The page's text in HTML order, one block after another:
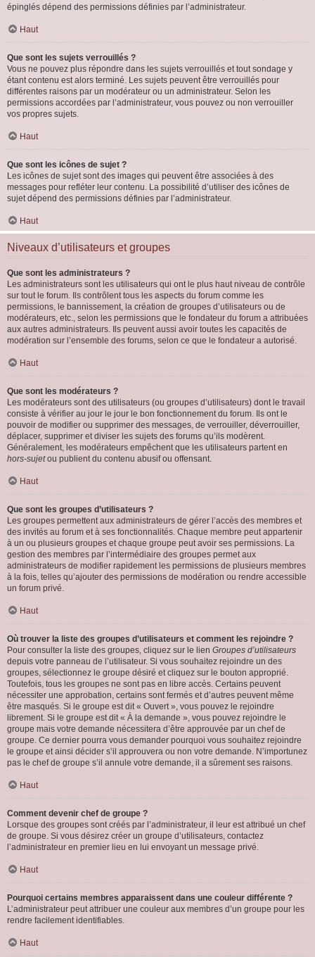
épinglés dépend des permissions définies par l’administrateur.
Haut
Que sont les sujets verrouillés ?
Vous ne pouvez plus répondre dans les sujets verrouillés et tout sondage y
étant contenu est alors terminé. Les sujets peuvent être verrouillés pour
différentes raisons par un modérateur ou un administrateur. Selon les
permissions accordées par l’administrateur, vous pouvez ou non verrouiller
vos propres sujets.
Haut
Que sont les icônes de sujet ?
Les icônes de sujet sont des images qui peuvent être associées à des
messages pour refléter leur contenu. La possibilité d’utiliser des icônes de
sujet dépend des permissions définies par l’administrateur.
Haut
Niveaux d’utilisateurs et groupes
Que sont les administrateurs ?
Les administrateurs sont les utilisateurs qui ont le plus haut niveau de contrôle
sur tout le forum. Ils contrôlent tous les aspects du forum comme les
permissions, le bannissement, la création de groupes d’utilisateurs ou de
modérateurs, etc., selon les permissions que le fondateur du forum a attribuées
aux autres administrateurs. Ils peuvent aussi avoir toutes les capacités de
modération sur l’ensemble des forums, selon ce que le fondateur a autorisé.
Haut
Que sont les modérateurs ?
Les modérateurs sont des utilisateurs (ou groupes d’utilisateurs) dont le travail
consiste à vérifier au jour le jour le bon fonctionnement du forum. Ils ont le
pouvoir de modifier ou supprimer des messages, de verrouiller, déverrouiller,
déplacer, supprimer et diviser les sujets des forums qu’ils modèrent.
Généralement, les modérateurs empêchent que les utilisateurs partent en
hors-sujetou publient du contenu abusif ou offensant.
Haut
Que sont les groupes d’utilisateurs ?
Les groupes permettent aux administrateurs de gérer l’accès des membres et
des invités au forum et à ses fonctionnalités. Chaque membre peut appartenir
à un ou plusieurs groupes et chaque groupe peut avoir ses permissions. La
gestion des membres par l’intermédiaire des groupes permet aux
administrateurs de modifier rapidement les permissions de plusieurs membres
à la fois, telles qu’ajouter des permissions de modération ou rendre accessible
un forum privé.
Haut
Où trouver la liste des groupes d’utilisateurs et comment les rejoindre ?
Pour consulter la liste des groupes, cliquez sur le lien Groupes d’utilisateurs
depuis votre panneau de l’utilisateur. Si vous souhaitez rejoindre un des
groupes, sélectionnez le groupe désiré et cliquez sur le bouton approprié.
Toutefois, tous les groupes ne sont pas en libre accès. Certains peuvent
nécessiter une approbation, certains sont fermés et d’autres peuvent même
être masqués. Si le groupe est dit « Ouvert », vous pouvez le rejoindre
librement. Si le groupe est dit « À la demande », vous pouvez rejoindre le
groupe mais votre demande nécessitera d’être approuvée par un chef de
groupe. Ce dernier pourra vous demander pourquoi vous souhaitez rejoindre
le groupe et ainsi décider s’il approuvera ou non votre demande. N’importunez
pas le chef de groupe s’il annule votre demande, il a sûrement ses raisons.
Haut
Comment devenir chef de groupe ?
Lorsque des groupes sont créés par l’administrateur, il leur est attribué un chef
de groupe. Si vous désirez créer un groupe d’utilisateurs, contactez
l’administrateur en premier lieu en lui envoyant un message privé.
Haut
Pourquoi certains membres apparaissent dans une couleur différente ?
L’administrateur peut attribuer une couleur aux membres d’un groupe pour les
rendre facilement identifiables.
Haut